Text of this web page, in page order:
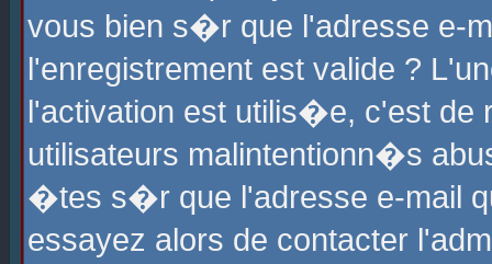
vous bien s�r que l'adresse e-
l'enregistrement est valide ?
l'activation est utilis�e, c'est
utilisateurs malintentionn�s
�tes s�r que l'adresse e-mail
essayez alors de contacter